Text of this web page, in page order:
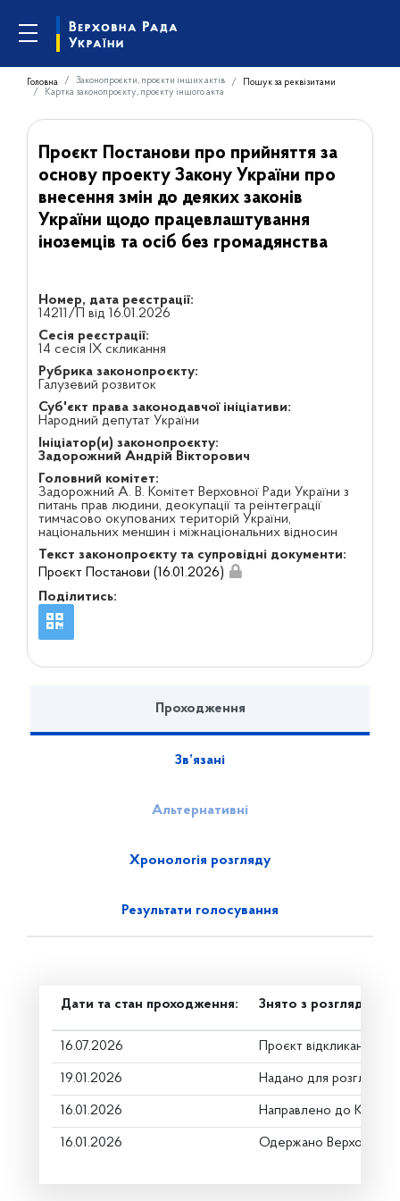
Головна Законопроєкти, проєкти інших актів
Пошук за реквізитами
Картка законопроєкту, проєкту іншого акта
Проєкт Постанови про прийняття за
основу проекту Закону України про
внесення змін до деяких законів
України щодо працевлаштування
іноземців та осіб без громадянства
Номер, дата реєстрації:
14211/П від 16.01.2026
Сесія реєстрації:
14 сесія IX скликання
Рубрика законопроєкту:
Галузевий розвиток
Суб'єкт права законодавчої ініціативи:
Народний депутат України
Ініціатор(и) законопроєкту:
Задорожний Андрій Вікторович
Головний комітет:
Задорожний А. В. Комітет Верховної Ради України з
питань прав людини, деокупації та реінтеграції
тимчасово окупованих територій України,
національних меншин і міжнаціональних відносин
Текст законопроєкту та супровідні документи:
Проєкт Постанови (16.01.2026)
Поділитись:
Проходження
Зв’язані
Альтернативні
Хронологія розгляду
Результати голосування
Дати та стан проходження: Знято з розгляду
16.07.2026 Проєкт відкликано
19.01.2026 Надано для розгляду
16.01.2026 Направлено до
16.01.2026 Одержано Верховною